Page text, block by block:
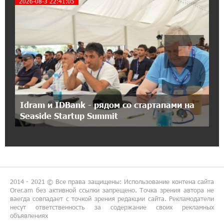
Аршак Карапетян
Зачем Пашинян полетел в Россию?․ Аршак
Карапетян
17:46:18 8-07-2026
Глава МИД Иордании: Подписание мирного
соглашения между Арменией и
Азербайджаном близко
17:24:27 8-07-2026
Idram - главный партнер ежегодной
конференции «На пути к осознанному
воспитанию детей 2026»
Idram и IDBank - рядом со стартапами на
Seaside Startup Summit
5
2014 - 2021 © Все права защищены: Использование контена сайта
Orer.am без активной ссылки запрещено. Точка зрения автора не
ваегда совпадает с точкой зрения редакции сайта. Рекламодатели
несут ответственность за содержание своих рекламных
объявлениях